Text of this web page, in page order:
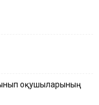
оқушыларының